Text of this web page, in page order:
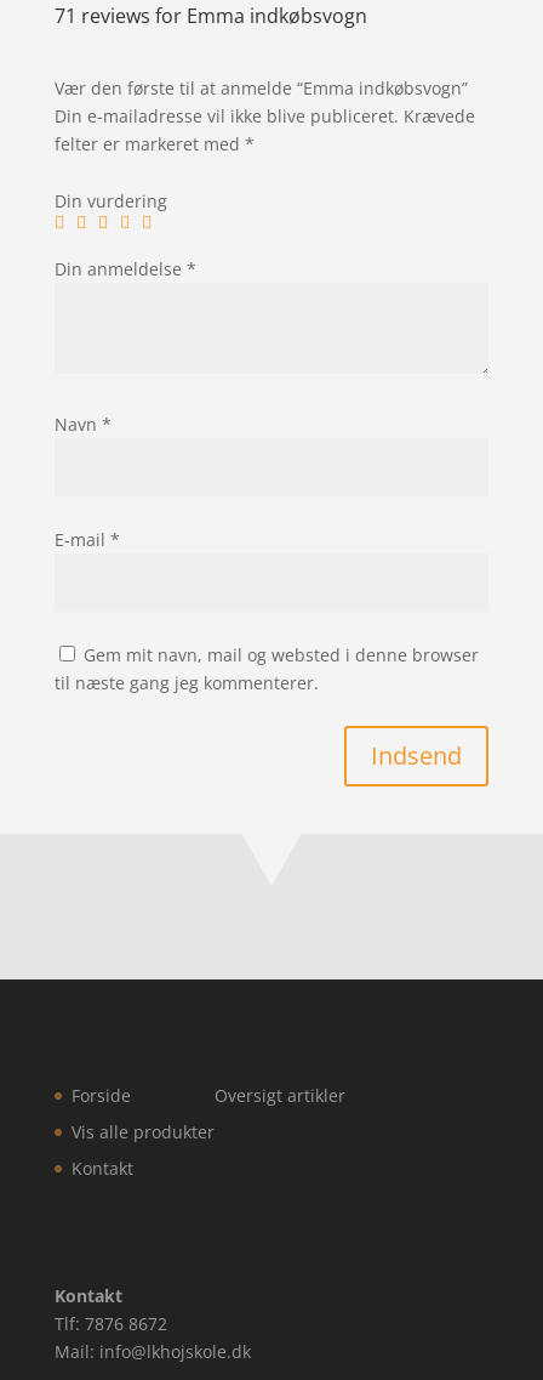
71 reviews for Emma indkøbsvogn
Vær den første til at anmelde “Emma indkøbsvogn”
Din e-mailadresse vil ikke blive publiceret. Krævede
felter er markeret med *
Din vurdering
Din anmeldelse *
Navn *
E-mail *
Gem mit navn, mail og websted i denne browser
til næste gang jeg kommenterer.
Indsend
Forside
Vis alle produkter
Kontakt
Oversigt artikler
Kontakt
Tlf: 7876 8672
Mail: info@lkhojskole.dk